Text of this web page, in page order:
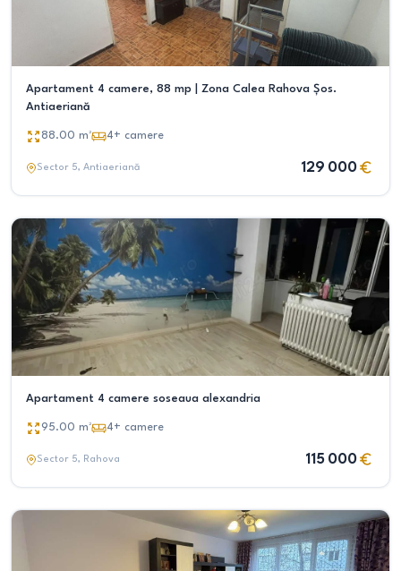
Apartament 4 camere, 88 mp | Zona Calea Rahova Șos.
Antiaeriană
88.00 m² 4+ camere
Sector 5, Antiaeriană 129 000
Apartament 4 camere soseaua alexandria
95.00 m² 4+ camere
Sector 5, Rahova 115 000